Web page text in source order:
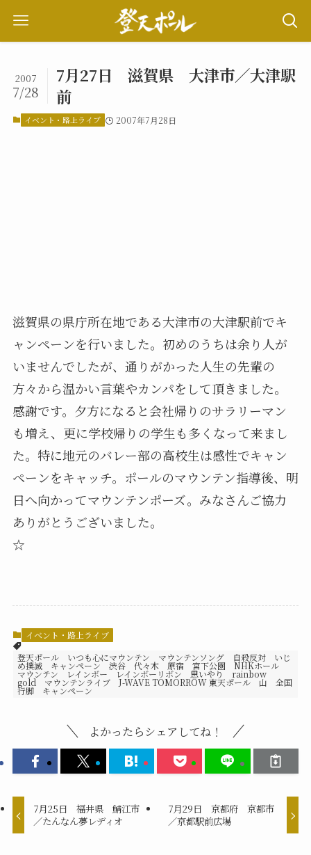
7月27日 滋賀県 大津市／大津駅
前
2007
7/28
イベント・路上ライブ 2007年7月28日
滋賀県の県庁所在地である大津市の大津駅前でキ
ャンペーンを行いました。初めのうちは余り人が
いませんでしたが、通りがかった人生の先輩の
方々から温かい言葉やカンパをして頂きました。
感謝です。夕方になると会社帰りのサラリーマン
も増え、更に学校帰りの学生も多くなって来まし
た。特に地元のバレー部の高校生は感性でキャン
ペーンをキャッチ。ポールのマウンテン指導後、明
日へ向かってマウンテンポーズ。みなさんご協力
ありがとうございました。
☆
イベント・路上ライブ
登天ポール いつも心にマウンテン マウンテンソング 自殺反対 いじ
め撲滅 キャンペーン 渋谷 代々木 原宿 宮下公園 NHKホール
マウンテン レインボー レインボーリボン 思いやり rainbow
gold マウンテンライブ J-WAVE TOMORROW 東天ポール 山 全国
行脚 キャンペーン
よかったらシェアしてね！
7月25日 福井県 鯖江市
／たんなん夢レディオ
7月29日 京都府 京都市
／京都駅前広場